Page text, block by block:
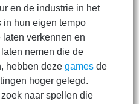
en de industrie in het
in hun eigen tempo
verkennen en
nemen die de
hebben deze games de
hoger gelegd.
naar spellen die